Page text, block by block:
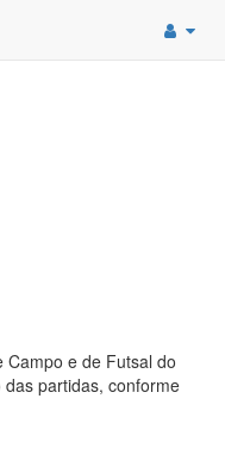
e de Futsal do
partidas, conforme